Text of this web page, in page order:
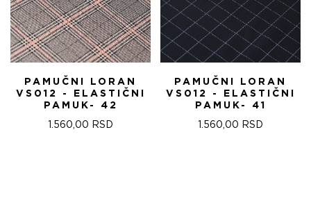
PAMUČNI LORAN
VS012 - ELASTIČNI
PAMUK- 42
1.560,00 RSD
PAMUČNI LORAN
VS012 - ELASTIČNI
PAMUK- 41
1.560,00 RSD